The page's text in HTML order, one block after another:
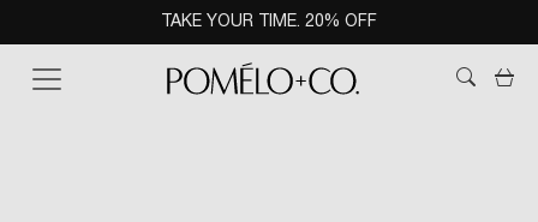
TAKE YOUR TIME. 20% OFF